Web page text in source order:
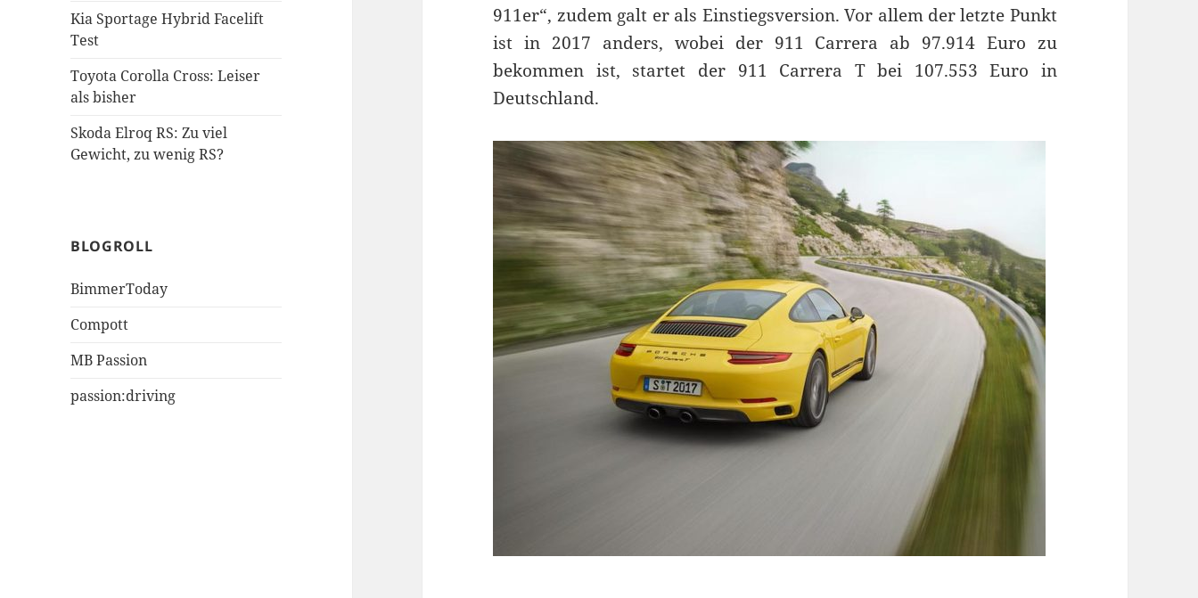
Kia Sportage Hybrid Facelift
Test
Toyota Corolla Cross: Leiser
als bisher
Skoda Elroq RS: Zu viel
Gewicht, zu wenig RS?
BLOGROLL
BimmerToday
Compott
MB Passion
passion:driving
911er“, zudem galt er als Einstiegsversion. Vor allem der letzte Punkt
ist in 2017 anders, wobei der 911 Carrera ab 97.914 Euro zu
bekommen ist, startet der 911 Carrera T bei 107.553 Euro in
Deutschland.